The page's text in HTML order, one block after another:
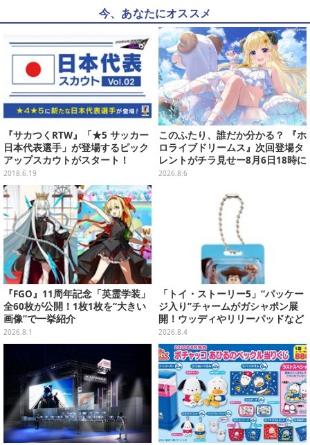
今、あなたにオススメ
『サカつくRTW』「★5 サッカー
日本代表選手」が登場するピック
アップスカウトがスタート！
2018.6.19
このふたり、誰だか分かる？ 『ホ
ロライブドリームス』次回登場タ
レントがチラ見せー8月6日18時に
詳細が公開
2026.8.6
『FGO』11周年記念「英霊学装」
全60枚が公開！1枚1枚を“大きい
画像”で一挙紹介
2026.8.1
「トイ・ストーリー5」“パッケー
ジ入り”チャームがガシャポン展
開！ウッディやリリーパッドなど
全5種、裏面はキャラクターごと
に異なるデザイン
2026.8.4